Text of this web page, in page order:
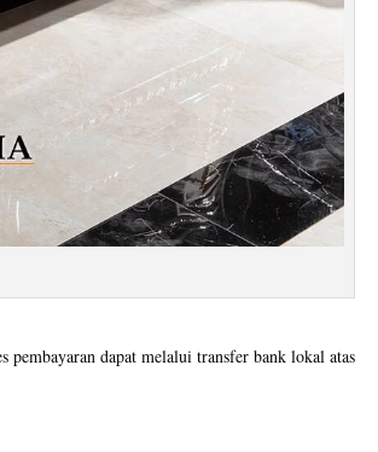
pembayaran dapat melalui transfer bank lokal atas